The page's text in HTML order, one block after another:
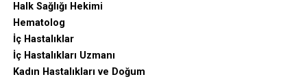
Halk Sağlığı Hekimi
Hematolog
İç Hastalıklar
İç Hastalıkları Uzmanı
Kadın Hastalıkları ve Doğum